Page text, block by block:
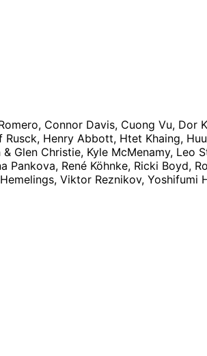
Connor Davis, Cuong Vu, Dor
Henry Abbott, Htet Khaing,
Glen Christie, Kyle McMenamy, Leo
Pankova, René Köhnke, Ricki Boyd,
Viktor Reznikov, Yoshifumi